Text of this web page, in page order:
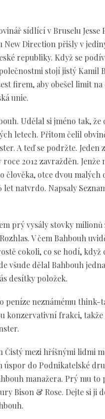
sídlící v Bruselu Jesse
Direction přišly v
republiky. Když se
stojí jistý Kamil
firem, aby obešel limit
unie.
Udělal si jméno tak, že
letech. Přitom čelil
A teď se podržte. Jeden
2012 zavražděn. Jenže
otce dvou malých
natvrdo. Napsaly
prý vysály stovky
V čem Bahbouh
cokoli, co se hodí, když
všude dělal Bahbouh
desítky položek.
peníze neznámému think-
konzervativní frakci,
Čistý mezi hříšnými lidmi
úspor do Podnikatelské
manažera. Prý mu
Bison & Rose. Dejte si ji